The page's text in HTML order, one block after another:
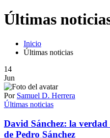
Últimas
Inicio
Últimas noticias
14
Jun
Por Samuel D. Herrera
Últimas noticias
David Sánchez: la
de Pedro Sánchez